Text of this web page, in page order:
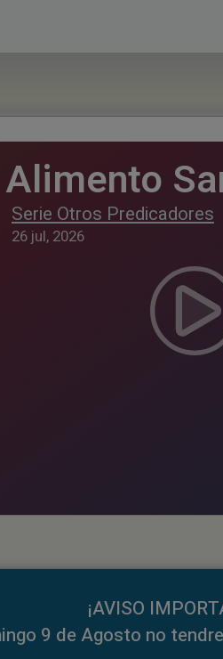
Alimento
Serie Otros Predicadores
26 jul, 2026
¡AVISO
9 de Agosto no